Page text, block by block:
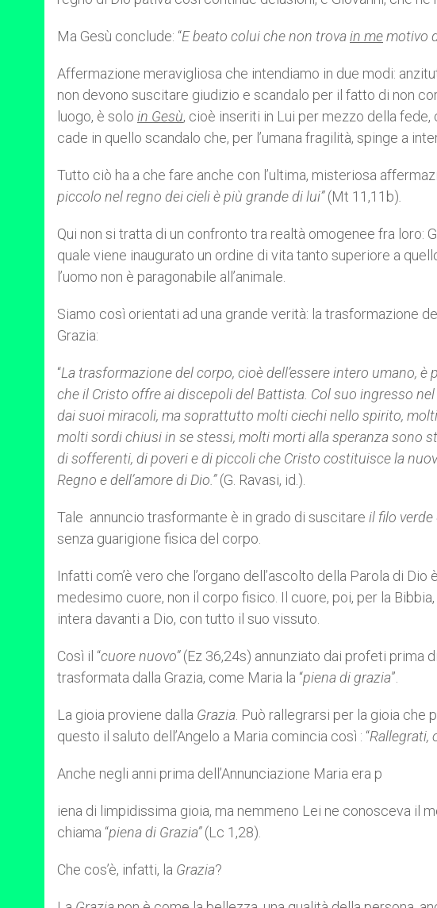
Ma Gesù conclude: “E beato colui che non trovain memotivo
Affermazione meravigliosa che intendiamo in due modi:
non devono suscitare giudizio e scandalo per il fatto di non
luogo, è solo in Gesù, cioè inseriti in Lui per mezzo della
cade in quello scandalo che, per l’umana fragilità, spinge a
Tutto ciò ha a che fare anche con l’ultima, misteriosa
piccolo nel regno dei cieli è più grande di lui”(Mt 11,11b)
Qui non si tratta di un confronto tra realtà omogenee fra loro:
quale viene inaugurato un ordine di vita tanto superiore a
l’uomo non è paragonabile all’animale.
Siamo così orientati ad una grande verità: la trasformazione
Grazia:
“La trasformazione del corpo, cioè dell’essere intero umano,
che il Cristo offre ai discepoli del Battista. Col suo ingresso
dai suoi miracoli, ma soprattutto molti ciechi nello spirito,
molti sordi chiusi in se stessi, molti morti alla speranza sono
di sofferenti, di poveri e di piccoli che Cristo costituisce la
Regno e dell’amore di Dio.”(G. Ravasi, id.).
Tale annuncio trasformante è in grado di suscitare il filo
senza guarigione fisica del corpo.
Infatti com’è vero che l’organo dell’ascolto della Parola di
medesimo cuore, non il corpo fisico. Il cuore, poi, per la
intera davanti a Dio, con tutto il suo vissuto.
Così il “cuore nuovo”(Ez 36,24s) annunziato dai profeti prima
trasformata dalla Grazia, come Maria la “piena di grazia”.
La gioia proviene dalla Grazia . Può rallegrarsi per la gioia
questo il saluto dell’Angelo a Maria comincia così : “Rallegrati,
Anche negli anni prima dell’Annunciazione Maria era p
iena di limpidissima gioia, ma nemmeno Lei ne conosceva il
chiama “piena di Grazia”(Lc 1,28).
Che cos’è, infatti, la Grazia?